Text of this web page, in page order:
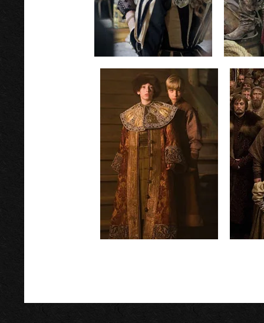
Достоевский
реж.В.Хотиненко
год: 2010-11гг